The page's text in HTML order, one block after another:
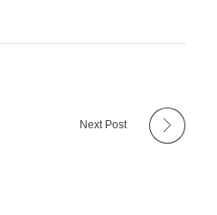
Next Post